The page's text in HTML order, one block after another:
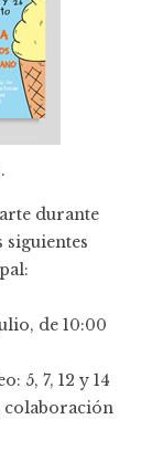
durante
siguientes
de 10:00
5, 7, 12 y 14
colaboración